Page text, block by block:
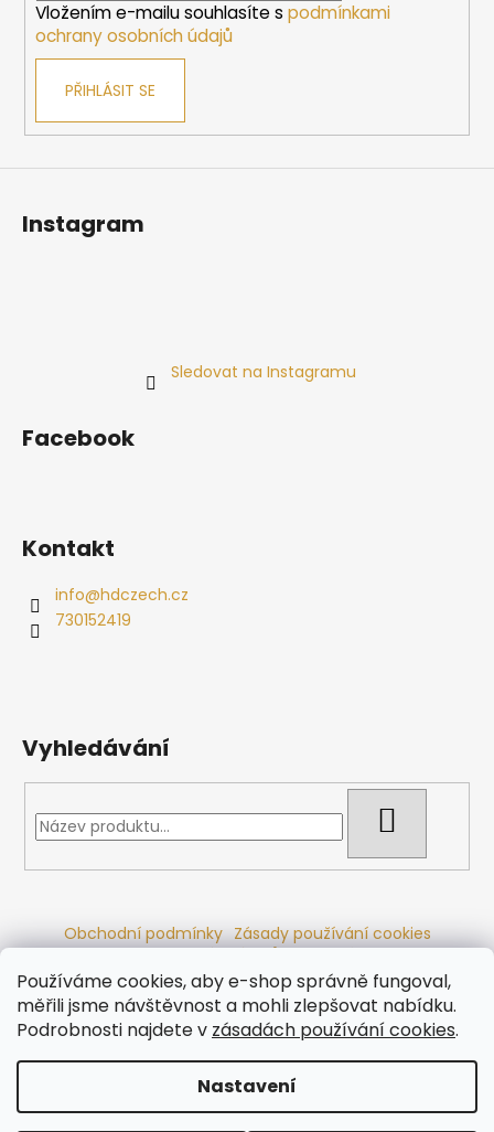
Používáme cookies, aby e-shop správně fungoval,
měřili jsme návštěvnost a mohli zlepšovat nabídku.
Podrobnosti najdete v zásadách používání cookies.
Nastavení
767
Kč
Vložením e-mailu souhlasíte s podmínkami
ochrany osobních údajů
PŘIHLÁSIT SE
Instagram
Sledovat na Instagramu
Facebook
Kontakt
info@hdczech.cz
730152419
Vyhledávání
Obchodní podmínky Zásady používání cookies
Ochrana osobních údajů Dřevěné sauny
Odstoupení od smlouvy Reklamační řád Kontakty
Koupací sudy
Radiátory